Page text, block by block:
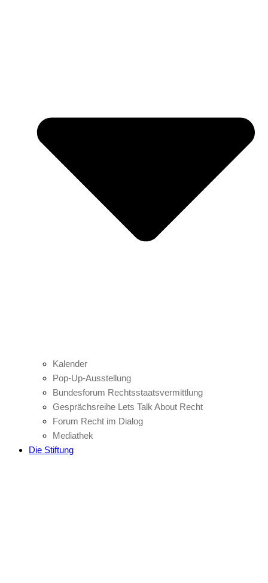
Kalender
Pop-Up-Ausstellung
Bundesforum Rechtsstaatsvermittlung
Gesprächsreihe Lets Talk About Recht
Forum Recht im Dialog
Mediathek
Die Stiftung